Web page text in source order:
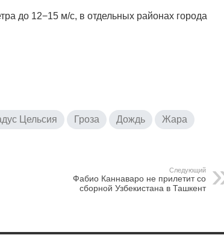
до 12−15 м/с, в отдельных районах города
Цельсия Гроза Дождь Жара
Следующий
Фабио Каннаваро не прилетит со
сборной Узбекистана в Ташкент